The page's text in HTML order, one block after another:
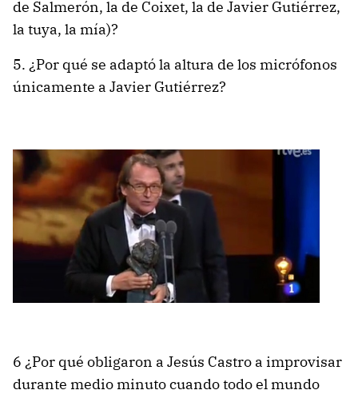
de Salmerón, la de Coixet, la de Javier Gutiérrez,
la tuya, la mía)?
5. ¿Por qué se adaptó la altura de los micrófonos
únicamente a Javier Gutiérrez?
6 ¿Por qué obligaron a Jesús Castro a improvisar
durante medio minuto cuando todo el mundo